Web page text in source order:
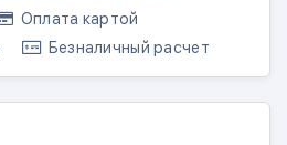
Оплата картой
Безналичный расчет